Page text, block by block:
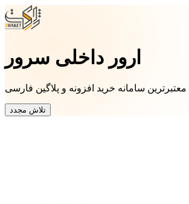
ارور داخلی سرور
معتبرترین سامانه خرید افزونه و پلاگین فارسی
تلاش مجدد